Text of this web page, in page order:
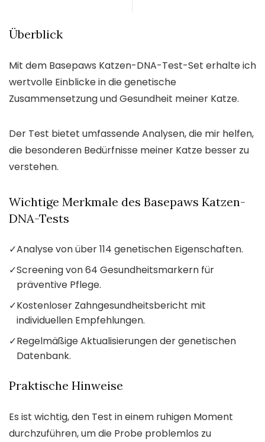
Überblick
Mit dem Basepaws Katzen-DNA-Test-Set erhalte ich
wertvolle Einblicke in die genetische
Zusammensetzung und Gesundheit meiner Katze.
Der Test bietet umfassende Analysen, die mir helfen,
die besonderen Bedürfnisse meiner Katze besser zu
verstehen.
Wichtige Merkmale des Basepaws Katzen-
DNA-Tests
✓Analyse von über 114 genetischen Eigenschaften.
✓Screening von 64 Gesundheitsmarkern für
präventive Pflege.
✓Kostenloser Zahngesundheitsbericht mit
individuellen Empfehlungen.
✓Regelmäßige Aktualisierungen der genetischen
Datenbank.
Praktische Hinweise
Es ist wichtig, den Test in einem ruhigen Moment
durchzuführen, um die Probe problemlos zu